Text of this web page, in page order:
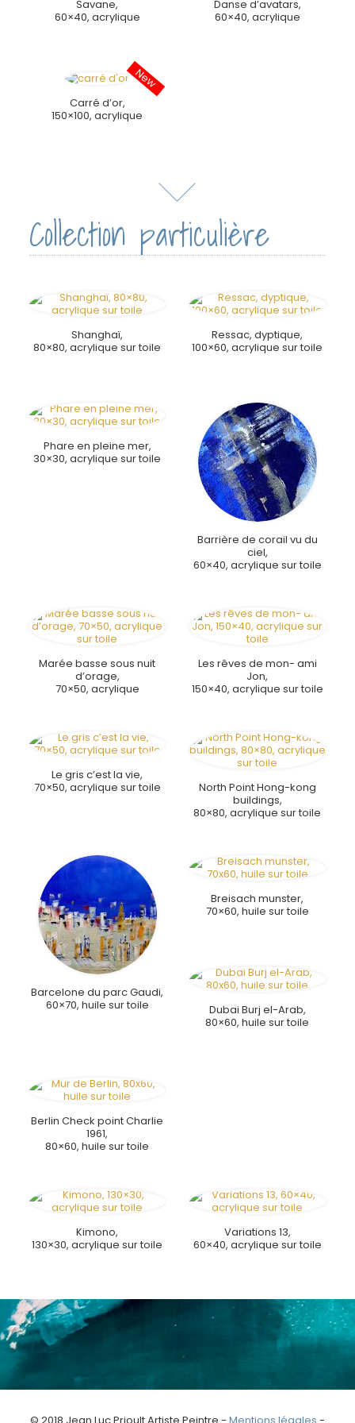
Savane,
60×40, acrylique
Danse d’avatars,
60×40, acrylique
Carré d’or,
150×100, acrylique
Collection particulière
Shanghaï,
80×80, acrylique sur toile
Ressac, dyptique,
100×60, acrylique sur toile
Phare en pleine mer,
30×30, acrylique sur toile
Barrière de corail vu du
ciel,
60×40, acrylique sur toile
Marée basse sous nuit
d’orage,
70×50, acrylique
Les rêves de mon- ami
Jon,
150×40, acrylique sur toile
Le gris c’est la vie,
70×50, acrylique sur toile
North Point Hong-kong
buildings,
80×80, acrylique sur toile
Barcelone du parc Gaudi,
60×70, huile sur toile
Breisach munster,
70×60, huile sur toile
Dubai Burj el-Arab,
80×60, huile sur toile
Berlin Check point Charlie
1961,
80×60, huile sur toile
Kimono,
130×30, acrylique sur toile
Variations 13,
60×40, acrylique sur toile